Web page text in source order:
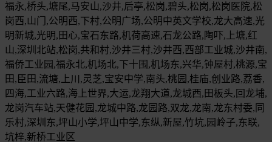
福永,桥头,塘尾,马安山,沙井,后亭,松岗,碧头,松岗,松岗医院,松
岗西,山门,公明西,下村,公明广场,公明中英文学校,龙大高速,光
明新城,光明,田心,宝石东路,机荷高速,石龙公路,陶吓,上塘,红
山,深圳北站,松岗,共和村,沙井三村,沙井西,西部工业城,沙井南,
福侨工业园,福永北,机场北,下十围,机场东,兴华,钟屋村,桃源,宝
田,臣田,流塘,上川,灵芝,宝安中学,南头,桃园,桂庙,创业路,荔香,
四海,工业六路,海上世界,大运,龙翔大道,龙城西,田板头,回龙埔,
龙岗汽车站,天健花园,龙城中路,龙园路,双龙,龙南,龙东村委,同
乐村,深圳东,坪山小学,坪山中学,东纵,新屋,竹坑,园岭子,东联,
坑梓,新桥工业区